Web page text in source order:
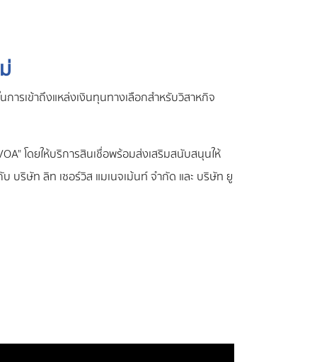
ารเข้าถึงแหล่งเงินทุนทางเลือกสำหรับวิสาหกิจ
โดยให้บริการสินเชื่อพร้อมส่งเสริมสนับสนุนให้
บริษัท ลิท เซอร์วิส แมเนจเม้นท์ จำกัด และ บริษัท ยู